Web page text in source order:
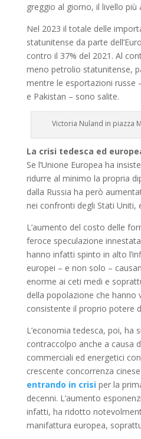
greggio al giorno, il livello
Nel 2023 il totale delle
statunitense da parte
contro il 37% del 2021. Al
meno petrolio statunitense,
mentre le esportazioni russe
e Pakistan – sono salite.
Victoria Nuland in piazza
La crisi tedesca ed
Se l’Unione Europea ha
ridurre al minimo la propria
dalla Russia ha però
nei confronti degli Stati Uniti,
L’aumento del costo delle
feroce speculazione
hanno infatti spinto in alto
europei – e non solo –
enorme ai ceti medi e
della popolazione che hanno
consistente il proprio potere
L’economia tedesca, poi, ha
contraccolpo anche a causa
commerciali ed energetici
crescente concorrenza
entrando in crisiper la
decenni. L’aumento
infatti, ha ridotto
manifattura europea,